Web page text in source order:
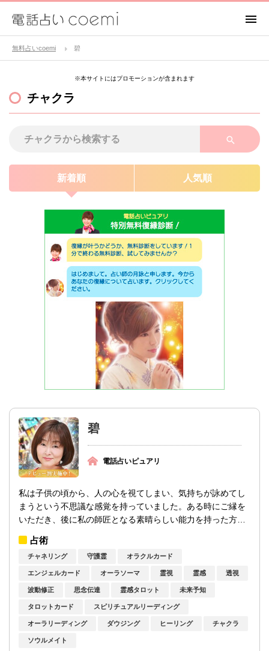
無料占いcoemi 碧
※本サイトにはプロモーションが含まれます
チャクラ
新着順 人気順
碧
電話占いピュアリ
私は子供の頃から、人の心を視てしまい、気持ちが詠めてし
まうという不思議な感覚を持っていました。ある時にご縁を
いただき、後に私の師匠となる素晴らしい能力を持った方と
占術
チャネリング 守護霊 オラクルカード
エンジェルカード オーラソーマ 霊視 霊感 透視
波動修正 思念伝達 霊感タロット 未来予知
タロットカード スピリチュアルリーディング
オーラリーディング ダウジング ヒーリング チャクラ
ソウルメイト